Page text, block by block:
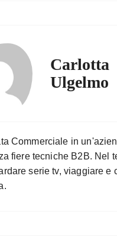
Carlotta
Ulgelmo
Commerciale in
fiere tecniche B2B. Nel
serie tv, viaggiare e